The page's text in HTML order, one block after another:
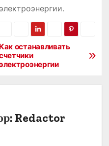
Как останавливать
Redactor